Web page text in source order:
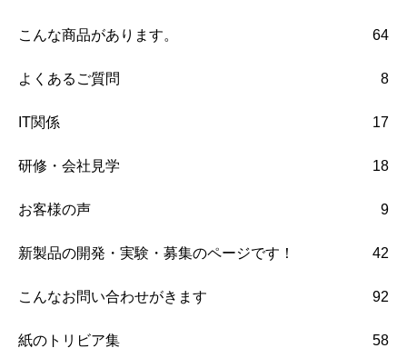
こんな商品があります。 64
よくあるご質問 8
IT関係 17
研修・会社見学 18
お客様の声 9
新製品の開発・実験・募集のページです！ 42
こんなお問い合わせがきます 92
紙のトリビア集 58